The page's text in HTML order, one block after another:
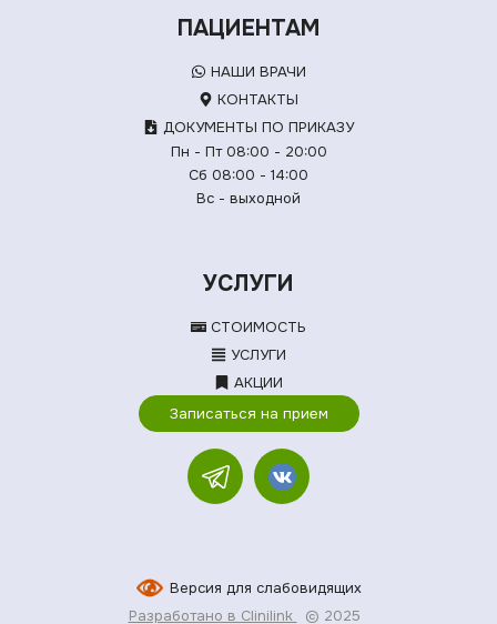
ПАЦИЕНТАМ
НАШИ ВРАЧИ
КОНТАКТЫ
ДОКУМЕНТЫ ПО ПРИКАЗУ
Пн - Пт 08:00 - 20:00
Сб 08:00 - 14:00
Вс - выходной
УСЛУГИ
СТОИМОСТЬ
УСЛУГИ
АКЦИИ
Записаться на прием
Версия для слабовидящих
Разработано в Clinilink
© 2025